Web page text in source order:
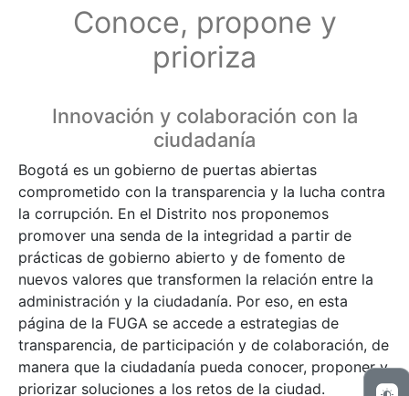
Conoce, propone y
prioriza
Innovación y colaboración con la
ciudadanía
Bogotá es un gobierno de puertas abiertas
comprometido con la transparencia y la lucha contra
la corrupción. En el Distrito nos proponemos
promover una senda de la integridad a partir de
prácticas de gobierno abierto y de fomento de
nuevos valores que transformen la relación entre la
administración y la ciudadanía. Por eso, en esta
página de la FUGA se accede a estrategias de
transparencia, de participación y de colaboración, de
manera que la ciudadanía pueda conocer, proponer y
priorizar soluciones a los retos de la ciudad.